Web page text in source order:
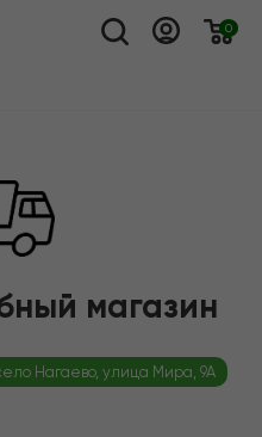
0
магазин
Нагаево, улица Мира, 9А